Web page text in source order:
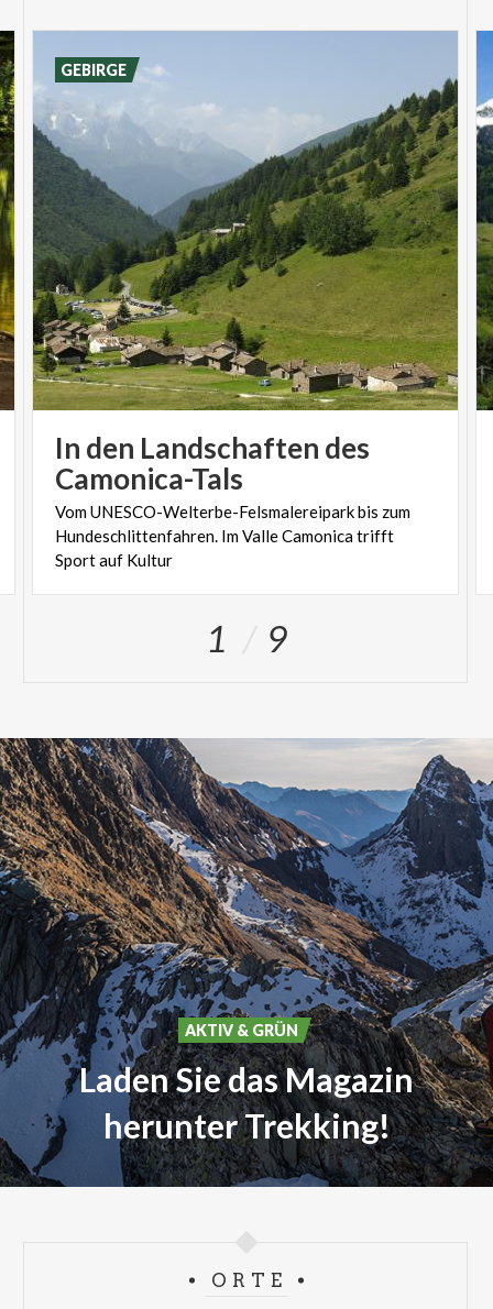
In den Landschaften des
Camonica-Tals
Vom UNESCO-Welterbe-Felsmalereipark bis zum
Hundeschlittenfahren. Im Valle Camonica trifft
Sport auf Kultur
GEBIRGE
1 9
Laden Sie das Magazin
herunter Trekking!
AKTIV & GRÜN
ORTE